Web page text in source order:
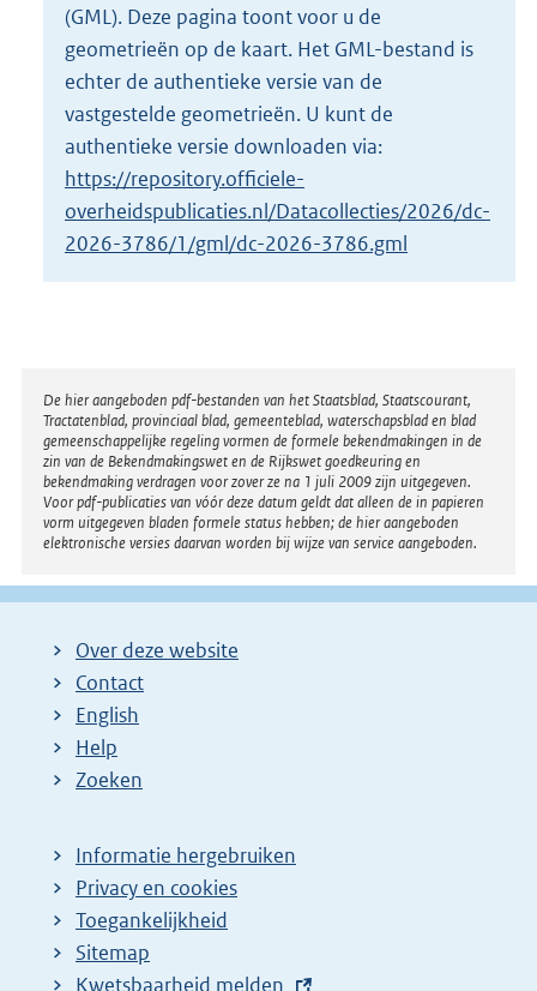
e
:
1
5
K
b
(GML). Deze pagina toont voor u de
geometrieën op de kaart. Het GML-bestand is
echter de authentieke versie van de
vastgestelde geometrieën. U kunt de
authentieke versie downloaden via:
https://repository.officiele-
overheidspublicaties.nl/Datacollecties/2026/dc-
2026-3786/1/gml/dc-2026-3786.gml
Disclaimer
De hier aangeboden pdf-bestanden van het Staatsblad, Staatscourant,
Tractatenblad, provinciaal blad, gemeenteblad, waterschapsblad en blad
gemeenschappelijke regeling vormen de formele bekendmakingen in de
zin van de Bekendmakingswet en de Rijkswet goedkeuring en
bekendmaking verdragen voor zover ze na 1 juli 2009 zijn uitgegeven.
Voor pdf-publicaties van vóór deze datum geldt dat alleen de in papieren
vorm uitgegeven bladen formele status hebben; de hier aangeboden
elektronische versies daarvan worden bij wijze van service aangeboden.
Over deze website
Contact
English
Help
Zoeken
Informatie hergebruiken
Privacy en cookies
Toegankelijkheid
Sitemap
E
Kwetsbaarheid melden